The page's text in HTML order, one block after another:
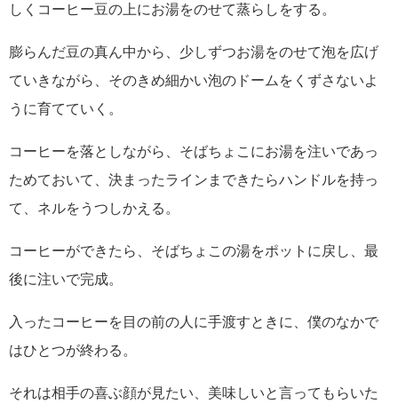
しくコーヒー豆の上にお湯をのせて蒸らしをする。
膨らんだ豆の真ん中から、少しずつお湯をのせて泡を広げ
ていきながら、そのきめ細かい泡のドームをくずさないよ
うに育てていく。
コーヒーを落としながら、そばちょこにお湯を注いであっ
ためておいて、決まったラインまできたらハンドルを持っ
て、ネルをうつしかえる。
コーヒーができたら、そばちょこの湯をポットに戻し、最
後に注いで完成。
入ったコーヒーを目の前の人に手渡すときに、僕のなかで
はひとつが終わる。
それは相手の喜ぶ顔が見たい、美味しいと言ってもらいた